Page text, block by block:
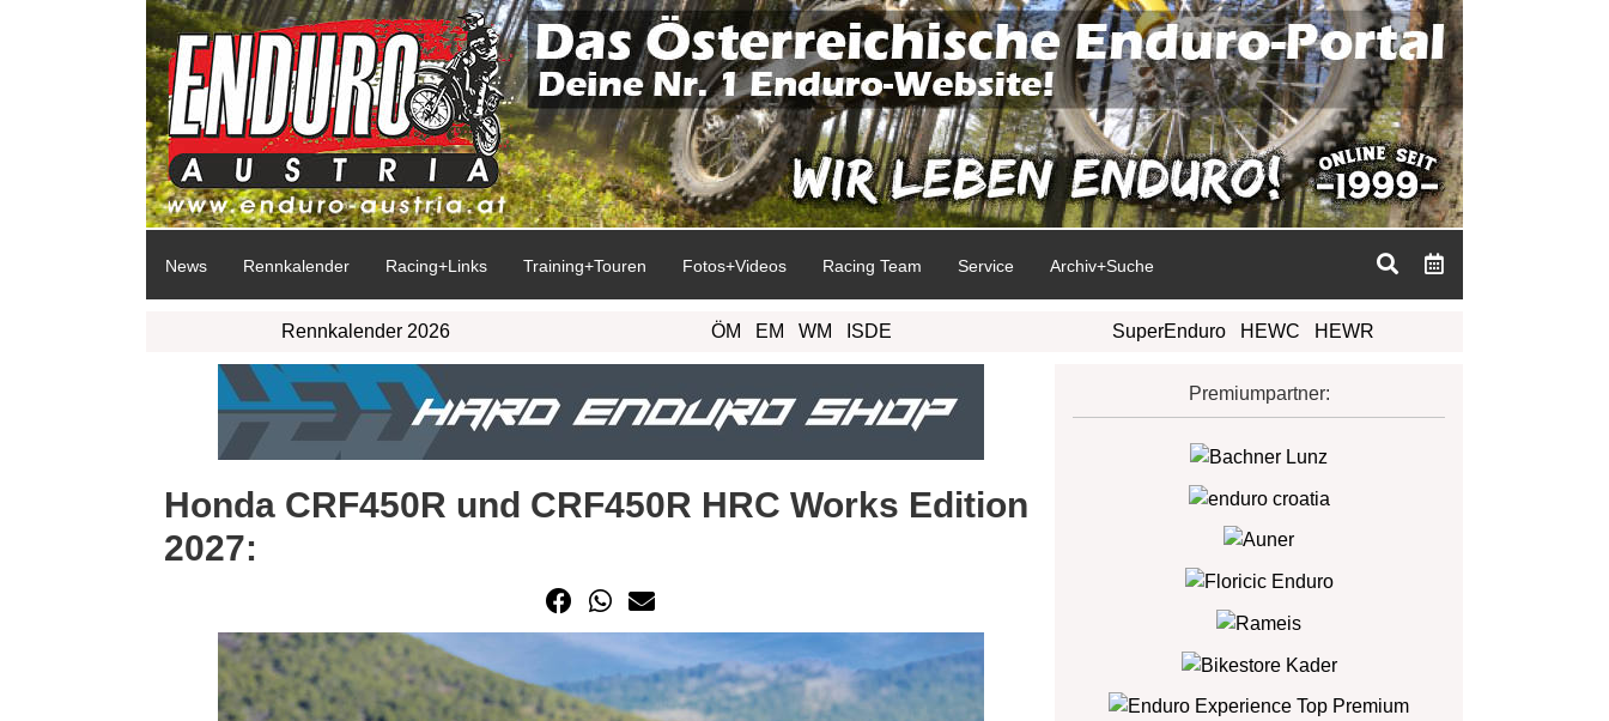
News Rennkalender Racing+Links Training+Touren Fotos+Videos Racing Team Service Archiv+Suche
Rennkalender 2026 ÖM EM WM ISDE SuperEnduro HEWC HEWR
Honda CRF450R und CRF450R HRC Works Edition
2027:
Premiumpartner: